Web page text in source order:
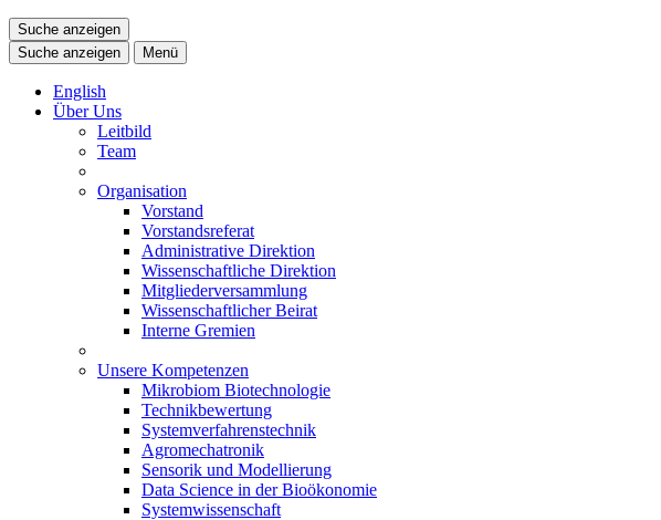
Suche anzeigen
Suche anzeigen
Menü
English
Über Uns
Leitbild
Team
Organisation
Vorstand
Vorstandsreferat
Administrative Direktion
Wissenschaftliche Direktion
Mitgliederversammlung
Wissenschaftlicher Beirat
Interne Gremien
Unsere Kompetenzen
Mikrobiom Biotechnologie
Technikbewertung
Systemverfahrenstechnik
Agromechatronik
Sensorik und Modellierung
Data Science in der Bioökonomie
Systemwissenschaft